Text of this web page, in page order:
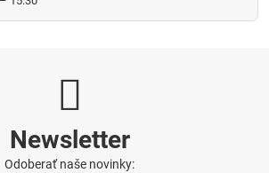
Newsletter
Odoberať naše novinky: